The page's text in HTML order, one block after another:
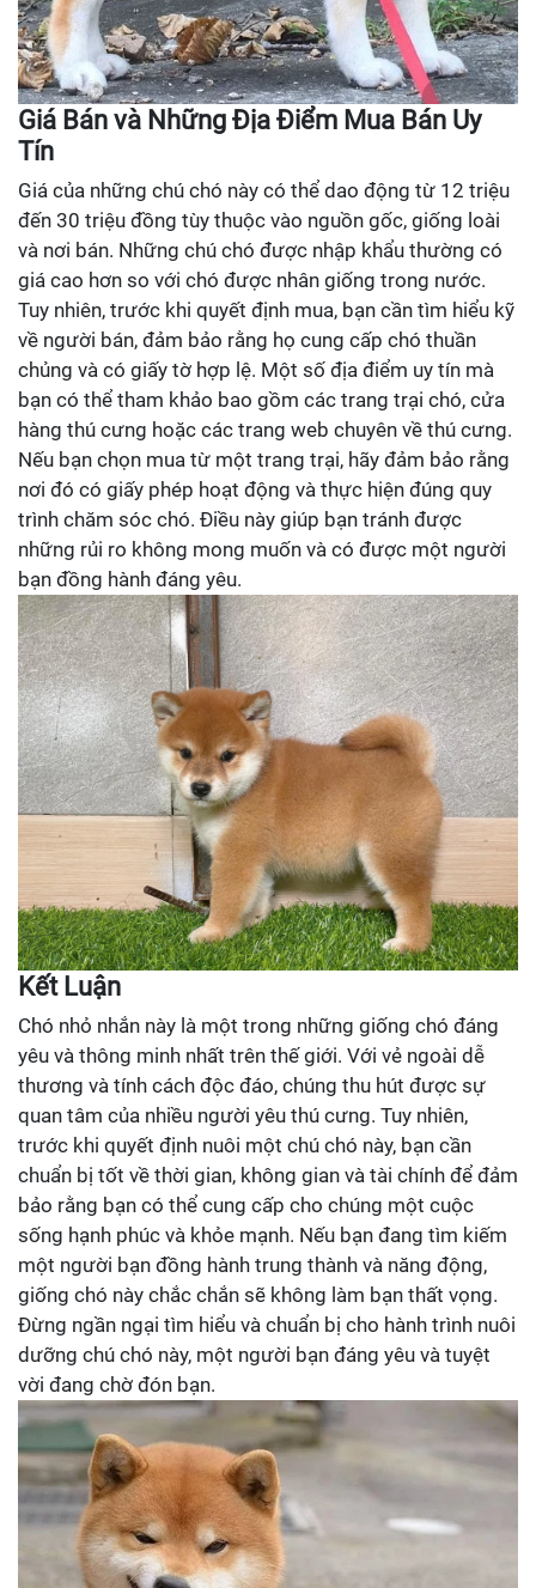
Giá Bán và Những Địa Điểm Mua Bán Uy
Tín
Giá của những chú chó này có thể dao động từ 12 triệu
đến 30 triệu đồng tùy thuộc vào nguồn gốc, giống loài
và nơi bán. Những chú chó được nhập khẩu thường có
giá cao hơn so với chó được nhân giống trong nước.
Tuy nhiên, trước khi quyết định mua, bạn cần tìm hiểu kỹ
về người bán, đảm bảo rằng họ cung cấp chó thuần
chủng và có giấy tờ hợp lệ. Một số địa điểm uy tín mà
bạn có thể tham khảo bao gồm các trang trại chó, cửa
hàng thú cưng hoặc các trang web chuyên về thú cưng.
Nếu bạn chọn mua từ một trang trại, hãy đảm bảo rằng
nơi đó có giấy phép hoạt động và thực hiện đúng quy
trình chăm sóc chó. Điều này giúp bạn tránh được
những rủi ro không mong muốn và có được một người
bạn đồng hành đáng yêu.
Kết Luận
Chó nhỏ nhắn này là một trong những giống chó đáng
yêu và thông minh nhất trên thế giới. Với vẻ ngoài dễ
thương và tính cách độc đáo, chúng thu hút được sự
quan tâm của nhiều người yêu thú cưng. Tuy nhiên,
trước khi quyết định nuôi một chú chó này, bạn cần
chuẩn bị tốt về thời gian, không gian và tài chính để đảm
bảo rằng bạn có thể cung cấp cho chúng một cuộc
sống hạnh phúc và khỏe mạnh. Nếu bạn đang tìm kiếm
một người bạn đồng hành trung thành và năng động,
giống chó này chắc chắn sẽ không làm bạn thất vọng.
Đừng ngần ngại tìm hiểu và chuẩn bị cho hành trình nuôi
dưỡng chú chó này, một người bạn đáng yêu và tuyệt
vời đang chờ đón bạn.